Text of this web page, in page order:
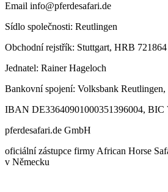
Email info@pferdesafari.de
Sídlo společnosti: Reutlingen
Obchodní rejstřík: Stuttgart, HRB 721864
Jednatel: Rainer Hageloch
Bankovní spojení: Volksbank Reutlingen,
IBAN DE33640901000351396004, BIC
pferdesafari.de GmbH
oficiální zástupce firmy African Horse
v Německu